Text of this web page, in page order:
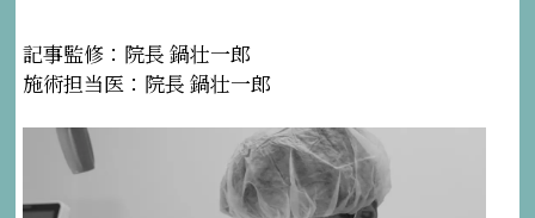
記事監修：院長 鍋壮一郎
施術担当医：院長 鍋壮一郎